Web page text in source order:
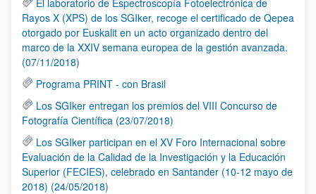
Rayos X (XPS) de los SGIker, recoge el certificado de Qepea
otorgado por Euskalit en un acto organizado dentro del
marco de la XXIV semana europea de la gestión avanzada.
(07/11/2018)
Programa PRINT - con Brasil
Los SGIker entregan los premios del VIII Concurso de
Fotografía Científica (23/07/2018)
Los SGIker participan en el XV Foro Internacional sobre
Evaluación de la Calidad de la Investigación y la Educación
Superior (FECIES), celebrado en Santander (10-12 mayo de
2018) (24/05/2018)